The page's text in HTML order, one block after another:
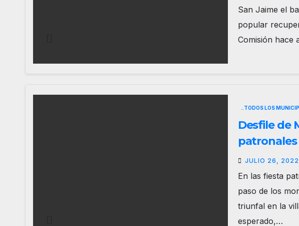
San Jaime el
popular
Comisión hace
..TODOS LOS
Desfile de
patronales
JULIO 26, 2022
En las fiesta
paso de los
triunfal en la
esperado,…